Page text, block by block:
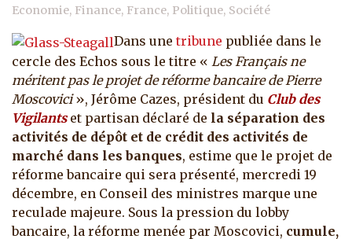
Economie Finance France Politique Société
Dans une tribune publiée dans le
cercle des Echos sous le titre « Les Français ne
méritent pas le projet de réforme bancaire de Pierre
Moscovici», Jérôme Cazes, président du Club des
Vigilantset partisan déclaré de la séparation des
activités de dépôt et de crédit des activités de
marché dans les banques, estime que le projet de
réforme bancaire qui sera présenté, mercredi 19
décembre, en Conseil des ministres marque une
reculade majeure. Sous la pression du lobby
bancaire, la réforme menée par Moscovici, cumule,